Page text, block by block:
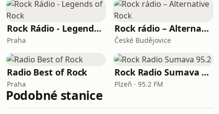
Rock Rádio - Legends of Rock
Praha
Rock rádio – Alternative Rock
České Budějovice
Radio Best of Rock
Praha
Rock Radio Sumava 95.2
Plzeň · 95.2 FM
Podobné stanice